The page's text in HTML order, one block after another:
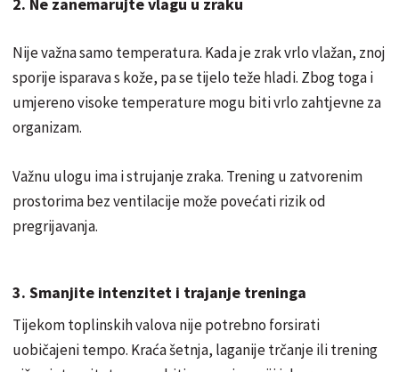
Nije važna samo temperatura. Kada je zrak vrlo vlažan, znoj
sporije isparava s kože, pa se tijelo teže hladi. Zbog toga i
umjereno visoke temperature mogu biti vrlo zahtjevne za
organizam.
Važnu ulogu ima i strujanje zraka. Trening u zatvorenim
prostorima bez ventilacije može povećati rizik od
pregrijavanja.
3. Smanjite intenzitet i trajanje treninga
Tijekom toplinskih valova nije potrebno forsirati
uobičajeni tempo. Kraća šetnja, laganije trčanje ili trening